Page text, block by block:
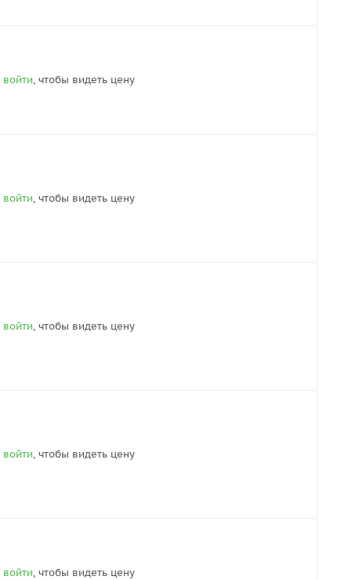
войти, чтобы видеть цену
войти, чтобы видеть цену
войти, чтобы видеть цену
войти, чтобы видеть цену
войти, чтобы видеть цену